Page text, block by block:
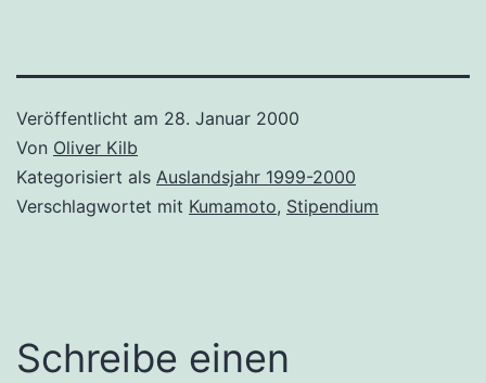
Veröffentlicht am 28. Januar 2000
Von Oliver Kilb
Kategorisiert als Auslandsjahr 1999-2000
Verschlagwortet mit Kumamoto, Stipendium
Schreibe einen